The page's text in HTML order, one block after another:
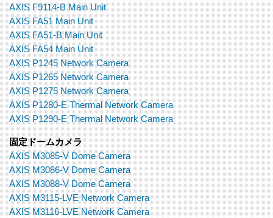
AXIS F9114-B Main Unit
AXIS FA51 Main Unit
AXIS FA51-B Main Unit
AXIS FA54 Main Unit
AXIS P1245 Network Camera
AXIS P1265 Network Camera
AXIS P1275 Network Camera
AXIS P1280-E Thermal Network Camera
AXIS P1290-E Thermal Network Camera
固定ドームカメラ
AXIS M3085-V Dome Camera
AXIS M3086-V Dome Camera
AXIS M3088-V Dome Camera
AXIS M3115-LVE Network Camera
AXIS M3116-LVE Network Camera